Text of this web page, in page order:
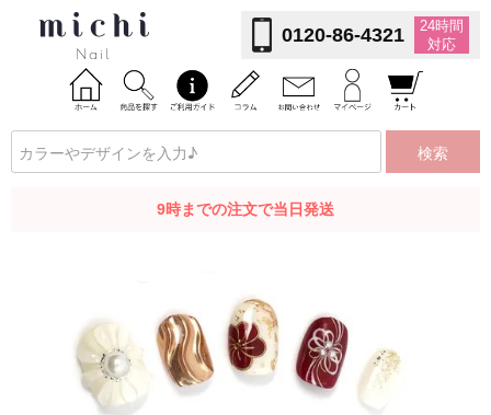
0120-86-4321
24時間
対応
検索
9時までの注文で当日発送